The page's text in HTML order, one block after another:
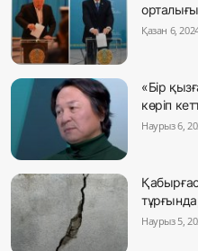
Қазан 6,
«Бір
көріп
Наурыз 6,
Наурыз 5,